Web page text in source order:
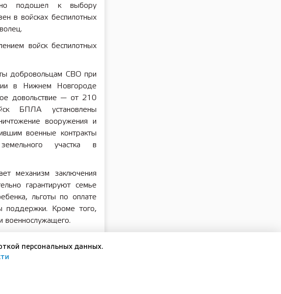
подошел к выбору
в войсках беспилотных
войск беспилотных
добровольцам СВО при
в Нижнем Новгороде
довольствие — от 210
БПЛА установлены
вооружения и
военные контракты
участка в
механизм заключения
гарантируют семье
льготы по оплате
поддержки. Кроме того,
военнослужащего.
мобилизованных и их
Вместе с тем регион
персональных данных.